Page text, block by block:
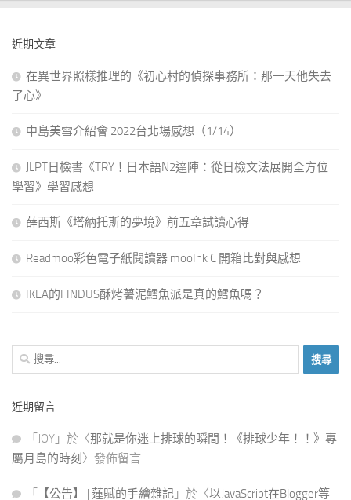
近期文章
在異世界照樣推理的《初心村的偵探事務所：那一天他失去
了心》
中島美雪介紹會 2022台北場感想（1/14）
JLPT日檢書《TRY！日本語N2達陣：從日檢文法展開全方位
學習》學習感想
薛西斯《塔納托斯的夢境》前五章試讀心得
Readmoo彩色電子紙閱讀器 mooInk C 開箱比對與感想
IKEA的FINDUS酥烤薯泥鱈魚派是真的鱈魚嗎？
搜
尋
鍵
近期留言
「 JOY 」於〈那就是你迷上排球的瞬間！《排球少年！！》專
屬月島的時刻 〉發佈留言
「 【公告】 | 蓮賦的手繪雜記 」於〈以JavaScript在Blogger等